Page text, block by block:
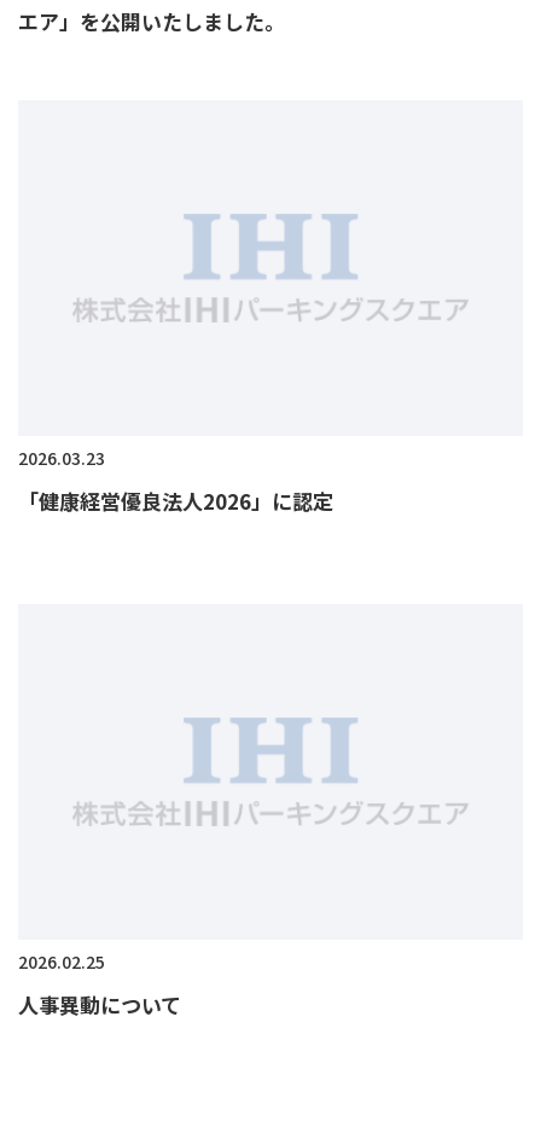
エア」を公開いたしました。
2026.03.23
「健康経営優良法人2026」に認定
2026.02.25
人事異動について